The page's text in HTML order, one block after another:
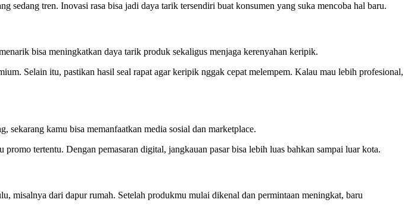
sedang tren. Inovasi rasa bisa jadi daya tarik tersendiri buat konsumen yang suka mencoba hal baru.
bisa meningkatkan daya tarik produk sekaligus menjaga kerenyahan keripik.
Selain itu, pastikan hasil seal rapat agar keripik nggak cepat melempem. Kalau mau lebih profesional,
kamu bisa memanfaatkan media sosial dan marketplace.
tertentu. Dengan pemasaran digital, jangkauan pasar bisa lebih luas bahkan sampai luar kota.
misalnya dari dapur rumah. Setelah produkmu mulai dikenal dan permintaan meningkat, baru